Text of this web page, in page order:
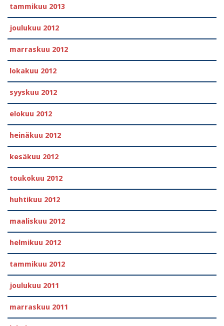
tammikuu 2013
joulukuu 2012
marraskuu 2012
lokakuu 2012
syyskuu 2012
elokuu 2012
heinäkuu 2012
kesäkuu 2012
toukokuu 2012
huhtikuu 2012
maaliskuu 2012
helmikuu 2012
tammikuu 2012
joulukuu 2011
marraskuu 2011